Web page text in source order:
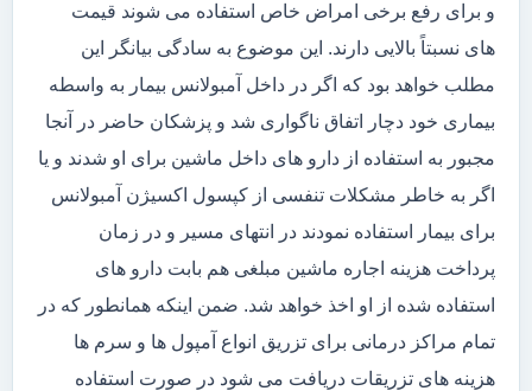
و برای رفع برخی امراض خاص استفاده می شوند قیمت
های نسبتاً بالایی دارند. این موضوع به سادگی بیانگر این
مطلب خواهد بود که اگر در داخل آمبولانس بیمار به واسطه
بیماری خود دچار اتفاق ناگواری شد و پزشکان حاضر در آنجا
مجبور به استفاده از دارو های داخل ماشین برای او شدند و یا
اگر به خاطر مشکلات تنفسی از کپسول اکسیژن آمبولانس
برای بیمار استفاده نمودند در انتهای مسیر و در زمان
پرداخت هزینه اجاره ماشین مبلغی هم بابت دارو های
استفاده شده از او اخذ خواهد شد. ضمن اینکه همانطور که در
تمام مراکز درمانی برای تزریق انواع آمپول ها و سرم ها
هزینه های تزریقات دریافت می شود در صورت استفاده